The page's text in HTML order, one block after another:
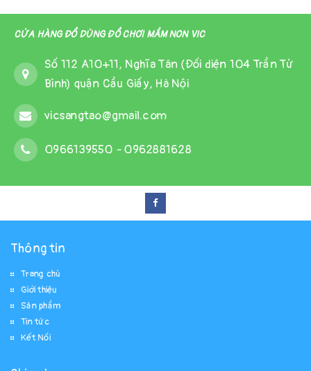
CỬA HÀNG ĐỒ DÙNG ĐỒ CHƠI MẦM NON VIC
Số 112 A10+11, Nghĩa Tân (Đối diện 104 Trần Tử
Bình) quận Cầu Giấy, Hà Nội
vicsangtao@gmail.com
0966139550 -0962881628
Thông tin
Trang chủ
Giới thiệu
Sản phẩm
Tin tức
Kết Nối